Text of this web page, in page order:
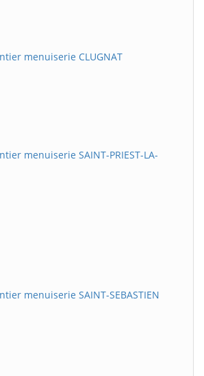
menuiserie CLUGNAT
menuiserie SAINT-PRIEST-LA-
menuiserie SAINT-SEBASTIEN